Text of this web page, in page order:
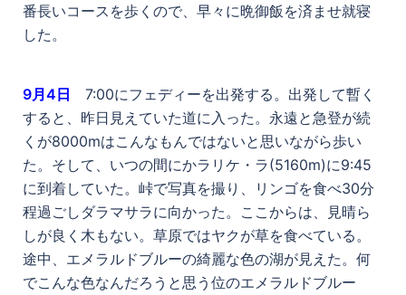
番長いコースを歩くので、早々に晩御飯を済ませ就寝
した。
9月4日 7:00にフェディーを出発する。出発して暫く
すると、昨日見えていた道に入った。永遠と急登が続
くが8000mはこんなもんではないと思いながら歩い
た。そして、いつの間にかラリケ・ラ(5160m)に9:45
に到着していた。峠で写真を撮り、リンゴを食べ30分
程過ごしダラマサラに向かった。ここからは、見晴ら
しが良く木もない。草原ではヤクが草を食べている。
途中、エメラルドブルーの綺麗な色の湖が見えた。何
でこんな色なんだろうと思う位のエメラルドブルー